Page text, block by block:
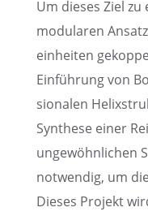
Um dieses Ziel
modula­ren
ein­hei­ten
Einfüh­rung von
sio­na­len
Synthese einer
ungewöhn­li­chen
notwen­dig, um
Dieses Projekt